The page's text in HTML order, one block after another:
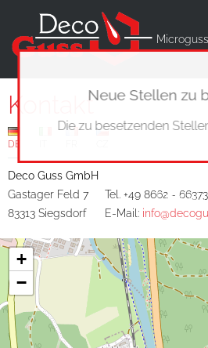
Neue Stellen zu
Die zu besetzenden
Microguss
Kontakt
DE
Deco Guss GmbH
Gastager Feld 7
83313 Siegsdorf
Tel. +49 8662 -
E-Mail:
+
−